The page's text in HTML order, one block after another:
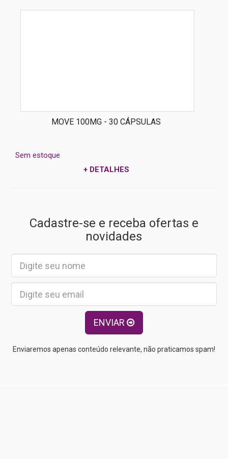
MOVE 100MG - 30 CÁPSULAS
Sem estoque
+ DETALHES
Cadastre-se e receba ofertas e
novidades
ENVIAR
Enviaremos apenas conteúdo relevante, não praticamos spam!